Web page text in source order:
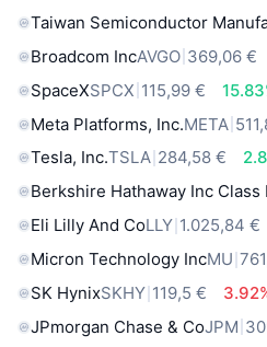
Taiwan Semiconductor
Broadcom IncAVGO 369,06 €
SpaceXSPCX 115,99 €
Meta Platforms, Inc.META
Tesla, Inc.TSLA 284,58 €
Berkshire Hathaway Inc Class
Eli Lilly And CoLLY 1.025,84 €
Micron Technology IncMU
SK HynixSKHY 119,5 €
JPmorgan Chase & CoJPM